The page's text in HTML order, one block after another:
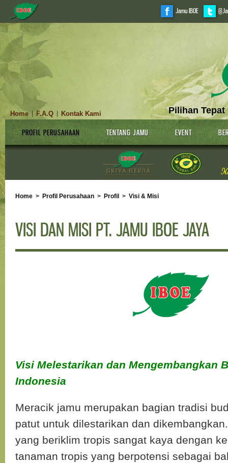
Jamu IBOE
Pilihan Tepat
Home |F.A.Q Kontak Kami
PROFIL PERUSAHAAN TENTANG JAMU EVENT
Home > Profil Perusahaan > Profil > Visi & Misi
VISI DAN MISI PT. JAMU IBOE JAYA
Visi Melestarikan dan Mengembangkan
Indonesia
Meracik jamu merupakan bagian tradisi
patut untuk dilestarikan dan
yang beriklim tropis sangat kaya dengan
tanaman tropis yang berpotensi sebagai